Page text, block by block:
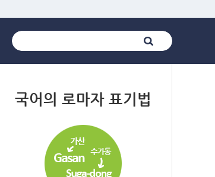
국어의 로마자 표기법